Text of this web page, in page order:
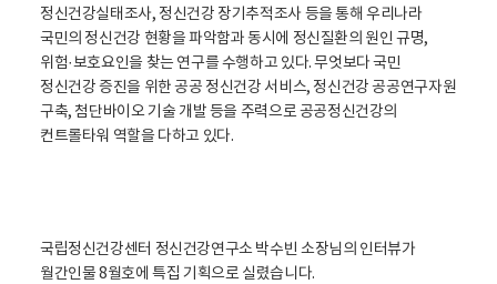
정신건강실태조사, 정신건강 장기추적조사 등을 통해 우리나라
국민의 정신건강 현황을 파악함과 동시에 정신질환의 원인 규명,
위험·보호요인을 찾는 연구를 수행하고 있다. 무엇보다 국민
정신건강 증진을 위한 공공 정신건강 서비스, 정신건강 공공연구자원
구축, 첨단바이오 기술 개발 등을 주력으로 공공정신건강의
컨트롤타워 역할을 다하고 있다.
국립정신건강센터 정신건강연구소 박수빈 소장님의 인터뷰가
월간인물 8월호에 특집 기획으로 실렸습니다.